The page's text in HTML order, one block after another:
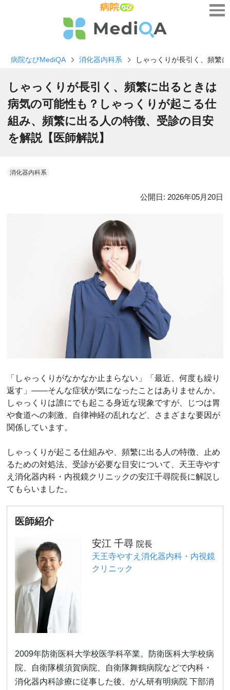
病院なびMediQA 消化器内科系 しゃっくりが長引く、頻繁
しゃっくりが長引く、頻繁に出るときは
病気の可能性も？しゃっくりが起こる仕
組み、頻繁に出る人の特徴、受診の目安
を解説【医師解説】
消化器内科系
公開日: 2026年05月20日
「しゃっくりがなかなか止まらない」「最近、何度も繰り
返す」――そんな症状が気になったことはありませんか。
しゃっくりは誰にでも起こる身近な現象ですが、じつは胃
や食道への刺激、自律神経の乱れなど、さまざまな要因が
関係しています。
しゃっくりが起こる仕組みや、頻繁に出る人の特徴、止め
るための対処法、受診が必要な目安について、天王寺やす
え消化器内科・内視鏡クリニックの安江千尋院長に解説し
てもらいました。
医師紹介
安江 千尋 院長
天王寺やすえ消化器内科・内視鏡
クリニック
2009年防衛医科大学校医学科卒業。防衛医科大学校病
院、自衛隊横須賀病院、自衛隊舞鶴病院などで内科・
消化器内科診療に従事した後、がん研有明病院 下部消